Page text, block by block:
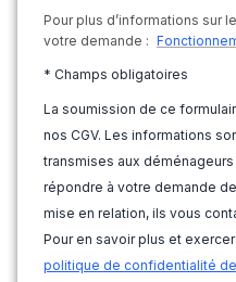
Pour plus d’informations sur
votre demande :
* Champs obligatoires
La soumission de ce
nos CGV. Les informations
transmises aux
répondre à votre demande
mise en relation, ils vous
Pour en savoir plus et
politique de confidentialité